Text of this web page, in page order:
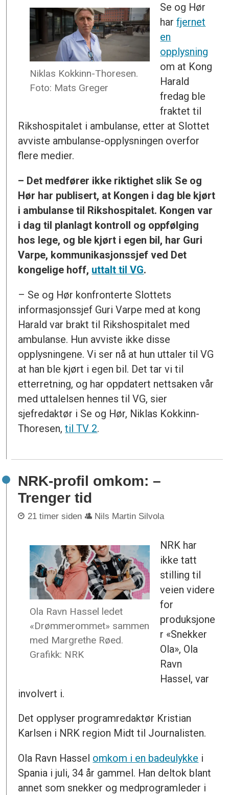
Niklas Kokkinn-Thoresen.
Foto: Mats Greger
Se og Hør
harfjernet
en
opplysning
om at Kong
Harald
fredag ble
fraktet til
Rikshospitalet i ambulanse, etter at Slottet
avviste ambulanse-opplysningen overfor
flere medier.
– Det medfører ikke riktighet slik Se og
Hør har publisert, at Kongen i dag ble kjørt
i ambulanse til Rikshospitalet. Kongen var
i dag til planlagt kontroll og oppfølging
hos lege, og ble kjørt i egen bil, har Guri
Varpe, kommunikasjonssjef ved Det
kongelige hoff, uttalt til VG.
– Se og Hør konfronterte Slottets
informasjonssjef Guri Varpe med at kong
Harald var brakt til Rikshospitalet med
ambulanse. Hun avviste ikke disse
opplysningene. Vi ser nå at hun uttaler til VG
at han ble kjørt i egen bil. Det tar vi til
etterretning, og har oppdatert nettsaken vår
med uttalelsen hennes til VG, sier
sjefredaktør i Se og Hør, Niklas Kokkinn-
Thoresen,til TV 2.
NRK-profil omkom: –
Trenger tid
21 timer siden Nils Martin Silvola
Ola Ravn Hassel ledet
«Drømmerommet» sammen
med Margrethe Røed.
Grafikk: NRK
NRK har
ikke tatt
stilling til
veien videre
for
produksjone
r «Snekker
Ola», Ola
Ravn
Hassel, var
involvert i.
Det opplyser programredaktør Kristian
Karlsen i NRK region Midt til Journalisten.
Ola Ravn Hassel omkom i en badeulykke i
Spania i juli, 34 år gammel. Han deltok blant
annet som snekker og medprogramleder i